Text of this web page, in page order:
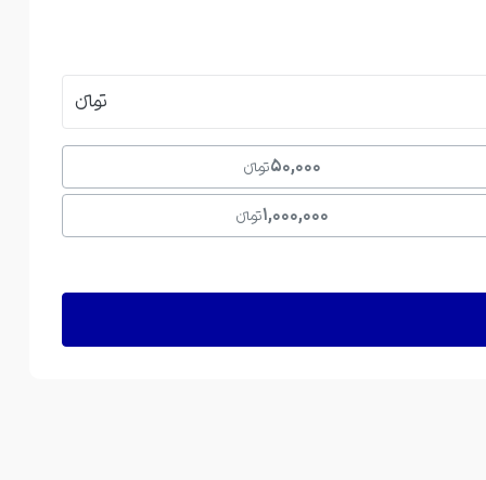
تومانءءء
50,000تومانءءء
1,000,000تومانءءء